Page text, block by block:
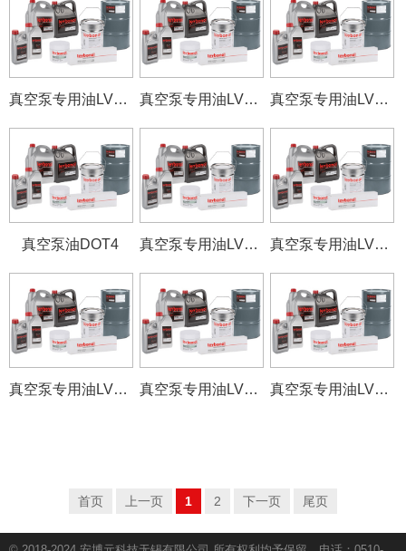
真空泵专用油LVO410 真空泵专用油LVO400 真空泵专用油LVO100
真空泵油DOT4 真空泵专用油LVO500 真空泵专用油LVO310
真空泵专用油LVO240 真空泵专用油LVO200 真空泵专用油LVO150
首页 上一页 1 2 下一页 尾页